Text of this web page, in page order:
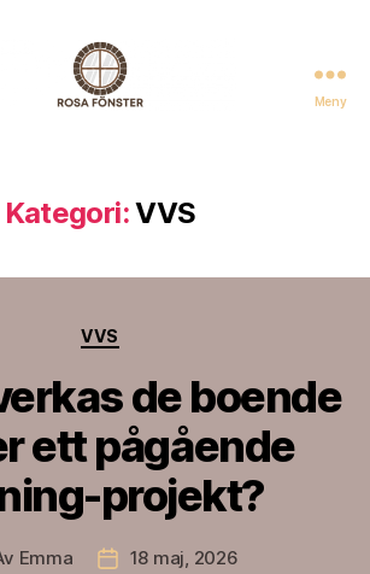
Meny
Kategori:VVS
Kategorier
VVS
de boende
ett pågående
projekt?
Emma Inläggsdatum
18 maj, 2026